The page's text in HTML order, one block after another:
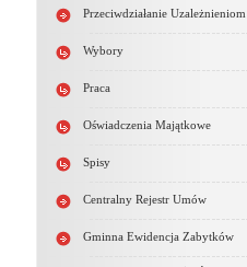
Przeciwdziałanie Uzależnieniom
Wybory
Praca
Oświadczenia Majątkowe
Spisy
Centralny Rejestr Umów
Gminna Ewidencja Zabytków